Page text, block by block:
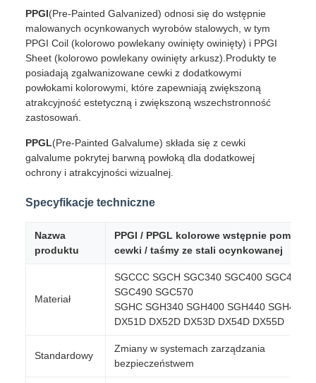
PPGI(Pre-Painted Galvanized) odnosi się do wstępnie
malowanych ocynkowanych wyrobów stalowych, w tym
PPGI Coil (kolorowo powlekany owinięty owinięty) i PPGI
Sheet (kolorowo powlekany owinięty arkusz).Produkty te
posiadają zgalwanizowane cewki z dodatkowymi
powłokami kolorowymi, które zapewniają zwiększoną
atrakcyjność estetyczną i zwiększoną wszechstronność
zastosowań.
PPGL(Pre-Painted Galvalume) składa się z cewki
galvalume pokrytej barwną powłoką dla dodatkowej
ochrony i atrakcyjności wizualnej.
Specyfikacje techniczne
Nazwa
produktu
PPGI / PPGL kolorowe wstępnie
cewki / taśmy ze stali ocynkowanej
Materiał
SGCCC SGCH SGC340 SGC400 SGC440
SGC490 SGC570
SGHC SGH340 SGH400 SGH440 SGH490
DX51D DX52D DX53D DX54D DX55D
Standardowy
Zmiany w systemach zarządzania
bezpieczeństwem